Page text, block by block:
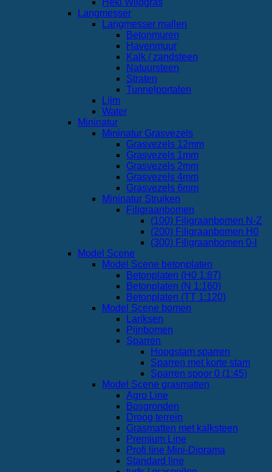
Heki Wildgras
Langmesser
Langmesser mallen
Betonmuren
Havenmuur
Kalk / zandsteen
Natuursteen
Straten
Tunnelportalen
Lijm
Water
Mininatur
Mininatur Grasvezels
Grasvezels 12mm
Grasvezels 1mm
Grasvezels 2mm
Grasvezels 4mm
Grasvezels 6mm
Mininatur Struiken
Filigraanbomen
(100) Filigraanbomen N-Z
(200) Filigraanbomen H0
(300) Filigraanbomen 0-I
Model Scene
Model Scene betonplaten
Betonplaten (H0 1:87)
Betonplaten (N 1:160)
Betonplaten (TT 1:120)
Model Scene bomen
Lariksen
Pijnbomen
Sparren
Hoogstam sparren
Sparren met korte stam
Sparren spoor 0 (1:45)
Model Scene grasmatten
Agro Line
Bosgronden
Droog terrein
Grasmatten met kalksteen
Premium Line
Profi line Mini-Diorama
Standard line